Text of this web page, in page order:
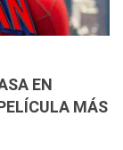
EN
MÁS